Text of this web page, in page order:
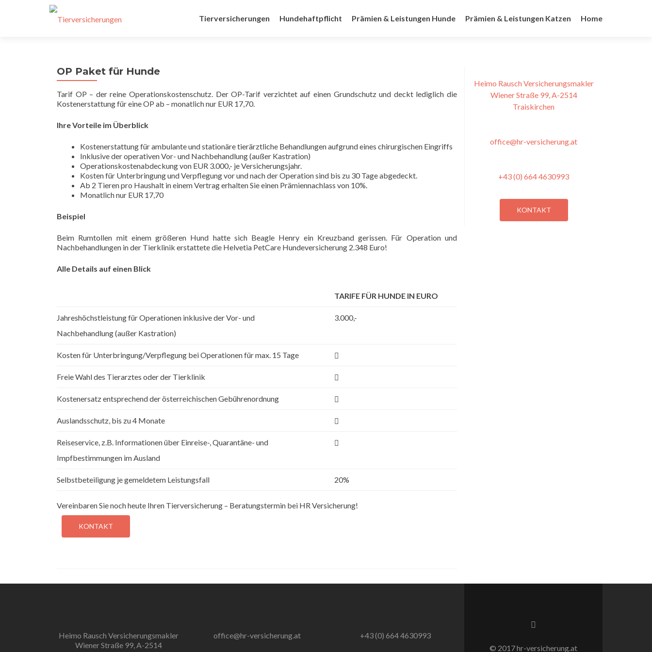
Inhalt
Tierversicherungen Hundehaftpflicht Prämien & Leistungen Hunde Prämien & Leistungen Katzen Home
OP Paket für Hunde
Tarif OP – der reine Operationskostenschutz. Der OP-Tarif verzichtet auf einen Grundschutz und deckt lediglich die
Kostenerstattung für eine OP ab – monatlich nur EUR 17,70.
Ihre Vorteile im Überblick
Kostenerstattung für ambulante und stationäre tierärztliche Behandlungen aufgrund eines chirurgischen Eingriffs
Inklusive der operativen Vor- und Nachbehandlung (außer Kastration)
Operationskostenabdeckung von EUR 3.000,- je Versicherungsjahr.
Kosten für Unterbringung und Verpflegung vor und nach der Operation sind bis zu 30 Tage abgedeckt.
Ab 2 Tieren pro Haushalt in einem Vertrag erhalten Sie einen Prämiennachlass von 10%.
Monatlich nur EUR 17,70
Beispiel
Beim Rumtollen mit einem größeren Hund hatte sich Beagle Henry ein Kreuzband gerissen. Für Operation und
Nachbehandlungen in der Tierklinik erstattete die Helvetia PetCare Hundeversicherung 2.348 Euro!
Alle Details auf einen Blick
TARIFE FÜR HUNDE IN EURO
Jahreshöchstleistung für Operationen inklusive der Vor- und
Nachbehandlung (außer Kastration)
3.000,-
Kosten für Unterbringung/Verpflegung bei Operationen für max. 15 Tage
Freie Wahl des Tierarztes oder der Tierklinik
Kostenersatz entsprechend der österreichischen Gebührenordnung
Auslandsschutz, bis zu 4 Monate
Reiseservice, z.B. Informationen über Einreise-, Quarantäne- und
Impfbestimmungen im Ausland
Selbstbeteiligung je gemeldetem Leistungsfall 20%
Vereinbaren Sie noch heute Ihren Tierversicherung – Beratungstermin bei HR Versicherung!
KONTAKT
Heimo Rausch Versicherungsmakler
Wiener Straße 99, A-2514
Traiskirchen
office@hr-versicherung.at
+43 (0) 664 4630993
KONTAKT
Heimo Rausch Versicherungsmakler
Wiener Straße 99, A-2514
office@hr-versicherung.at +43 (0) 664 4630993
Facebook-
© 2017 hr-versicherung.at